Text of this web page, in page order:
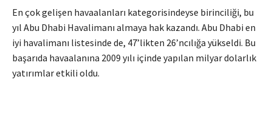
En çok gelişen havaalanları kategorisindeyse birinciliği, bu
yıl Abu Dhabi Havalimanı almaya hak kazandı. Abu Dhabi en
iyi havalimanı listesinde de, 47’likten 26’ncılığa yükseldi. Bu
başarıda havaalanına 2009 yılı içinde yapılan milyar dolarlık
yatırımlar etkili oldu.